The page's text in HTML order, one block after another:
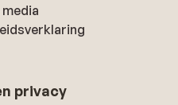
media
privacy